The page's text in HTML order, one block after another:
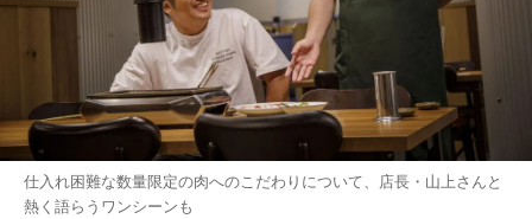
仕入れ困難な数量限定の肉へのこだわりについて、店長・山上さんと
熱く語らうワンシーンも